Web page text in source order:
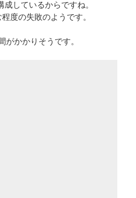
しているからですね。
度の失敗のようです。
がかかりそうです。